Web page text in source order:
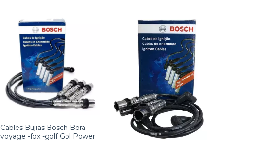
Cables Bujias Bosch Bora -
voyage -fox -golf Gol Power